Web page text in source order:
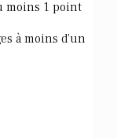
moins 1 point
à moins d'un